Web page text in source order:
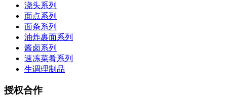
浇头系列
面点系列
面条系列
油炸裹面系列
酱卤系列
速冻菜肴系列
生调理制品
授权合作